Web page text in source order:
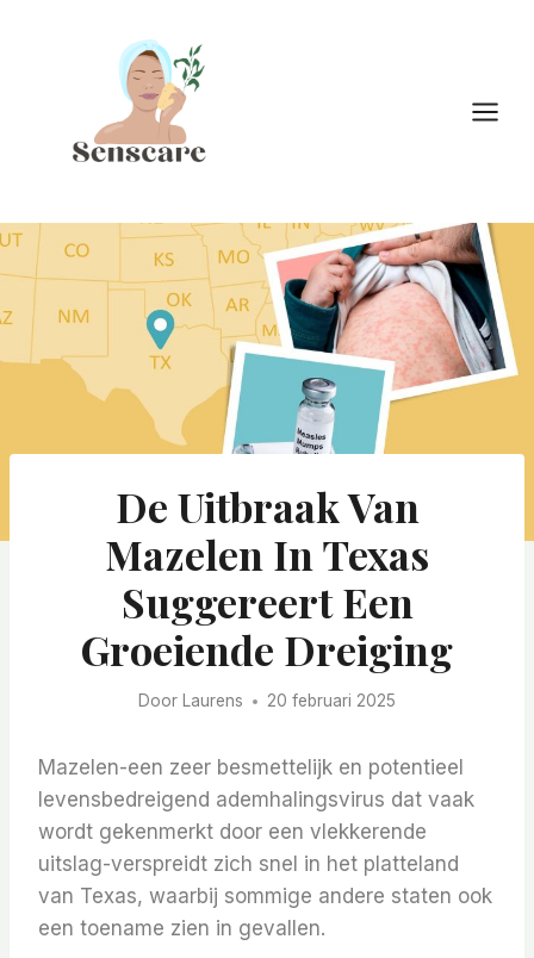
De Uitbraak Van
Mazelen In Texas
Suggereert Een
Groeiende Dreiging
Door Laurens 20 februari 2025
Mazelen-een zeer besmettelijk en potentieel
levensbedreigend ademhalingsvirus dat vaak
wordt gekenmerkt door een vlekkerende
uitslag-verspreidt zich snel in het platteland
van Texas, waarbij sommige andere staten ook
een toename zien in gevallen.